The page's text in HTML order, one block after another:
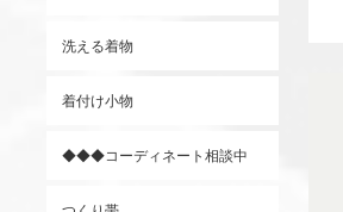
洗える着物
着付け小物
◆◆◆コーディネート相談中